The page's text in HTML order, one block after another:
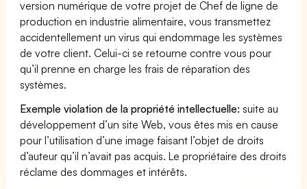
version numérique de votre projet de Chef de ligne de
production en industrie alimentaire, vous transmettez
accidentellement un virus qui endommage les systèmes
de votre client. Celui-ci se retourne contre vous pour
qu’il prenne en charge les frais de réparation des
systèmes.
Exemple violation de la propriété intellectuelle: suite au
développement d’un site Web, vous êtes mis en cause
pour l’utilisation d’une image faisant l’objet de droits
d’auteur qu’il n’avait pas acquis. Le propriétaire des droits
réclame des dommages et intérêts.